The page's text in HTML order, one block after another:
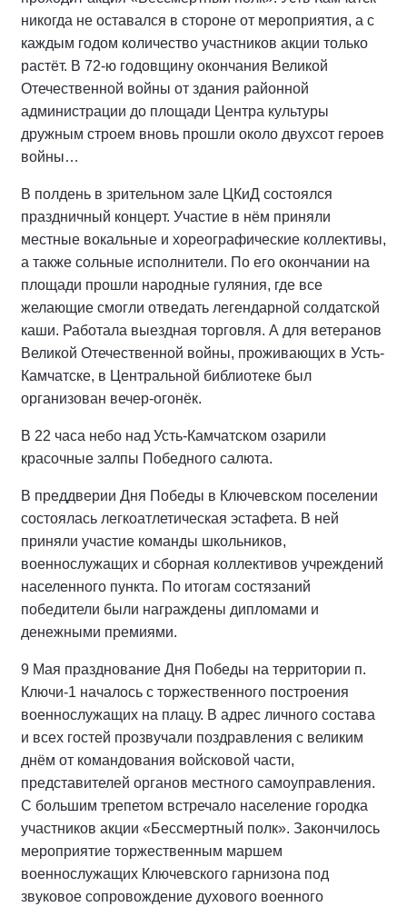
никогда не оставался в стороне от мероприятия, а с
каждым годом количество участников акции только
растёт. В 72-ю годовщину окончания Великой
Отечественной войны от здания районной
администрации до площади Центра культуры
дружным строем вновь прошли около двухсот героев
войны…
В полдень в зрительном зале ЦКиД состоялся
праздничный концерт. Участие в нём приняли
местные вокальные и хореографические коллективы,
а также сольные исполнители. По его окончании на
площади прошли народные гуляния, где все
желающие смогли отведать легендарной солдатской
каши. Работала выездная торговля. А для ветеранов
Великой Отечественной войны, проживающих в Усть-
Камчатске, в Центральной библиотеке был
организован вечер-огонёк.
В 22 часа небо над Усть-Камчатском озарили
красочные залпы Победного салюта.
В преддверии Дня Победы в Ключевском поселении
состоялась легкоатлетическая эстафета. В ней
приняли участие команды школьников,
военнослужащих и сборная коллективов учреждений
населенного пункта. По итогам состязаний
победители были награждены дипломами и
денежными премиями.
9 Мая празднование Дня Победы на территории п.
Ключи-1 началось с торжественного построения
военнослужащих на плацу. В адрес личного состава
и всех гостей прозвучали поздравления с великим
днём от командования войсковой части,
представителей органов местного самоуправления.
С большим трепетом встречало население городка
участников акции «Бессмертный полк». Закончилось
мероприятие торжественным маршем
военнослужащих Ключевского гарнизона под
звуковое сопровождение духового военного